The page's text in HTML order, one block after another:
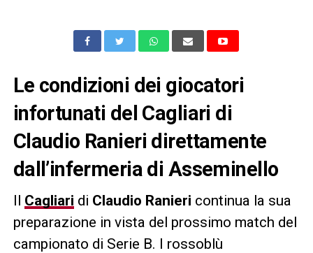
Le condizioni dei giocatori
infortunati del Cagliari di
Claudio Ranieri direttamente
dall’infermeria di Asseminello
Il Cagliari di Claudio Ranieri continua la sua
preparazione in vista del prossimo match del
campionato di Serie B. I rossoblù